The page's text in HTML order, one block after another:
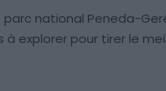
national Peneda-
à explorer pour tirer le